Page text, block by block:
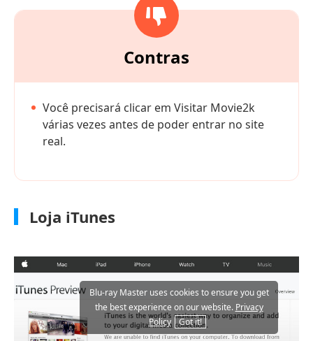
Contras
Você precisará clicar em Visitar Movie2k
várias vezes antes de poder entrar no site
real.
Loja iTunes
Blu-ray Master uses cookies to ensure you get
the best experience on our website. Privacy
Policy
Got it!